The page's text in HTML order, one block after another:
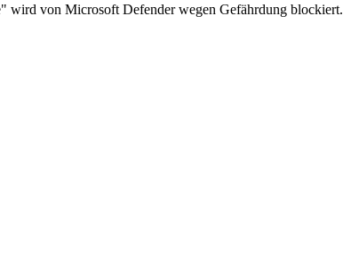
wird von Microsoft Defender wegen Gefährdung blockiert.